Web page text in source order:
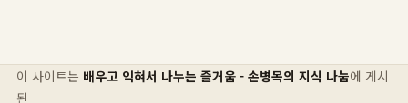
이 사이트는 배우고 익혀서 나누는 즐거움 - 손병목의 지식 나눔에 게시
된